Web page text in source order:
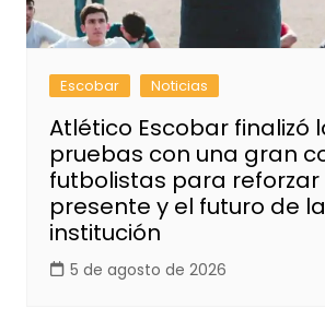
Escobar Noticias
Atlético Escobar finalizó
pruebas con una gran
futbolistas para reforzar
presente y el futuro de la
institución
5 de agosto de 2026